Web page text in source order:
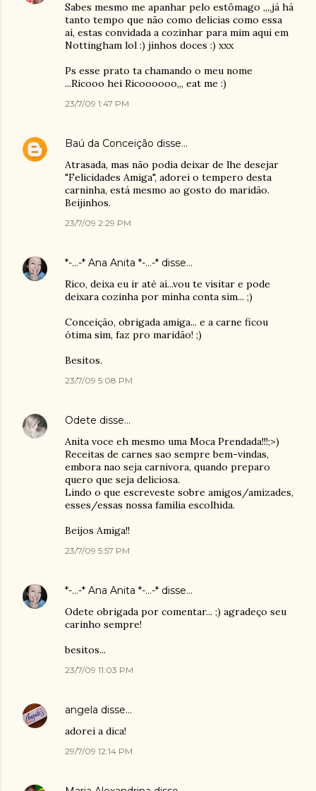
Sabes mesmo me apanhar pelo estômago ,,,,já há
tanto tempo que não como delicias como essa
aí, estas convidada a cozinhar para mim aqui em
Nottingham lol :) jinhos doces :) xxx
Ps esse prato ta chamando o meu nome
...Ricooo hei Ricoooooo,,, eat me :)
23/7/09 1:47 PM
Baú da Conceição disse…
Atrasada, mas não podia deixar de lhe desejar
"Felicidades Amiga", adorei o tempero desta
carninha, está mesmo ao gosto do maridão.
Beijinhos.
23/7/09 2:29 PM
*-...-* Ana Anita *-...-* disse…
Rico, deixa eu ir até aí...vou te visitar e pode
deixara cozinha por minha conta sim... ;)
Conceição, obrigada amiga... e a carne ficou
ótima sim, faz pro maridão! ;)
Besitos.
23/7/09 5:08 PM
Odete disse…
Anita voce eh mesmo uma Moca Prendada!!!;>)
Receitas de carnes sao sempre bem-vindas,
embora nao seja carnivora, quando preparo
quero que seja deliciosa.
Lindo o que escreveste sobre amigos/amizades,
esses/essas nossa familia escolhida.
Beijos Amiga!!
23/7/09 5:57 PM
*-...-* Ana Anita *-...-* disse…
Odete obrigada por comentar... ;) agradeço seu
carinho sempre!
besitos...
23/7/09 11:03 PM
angela disse…
adorei a dica!
29/7/09 12:14 PM